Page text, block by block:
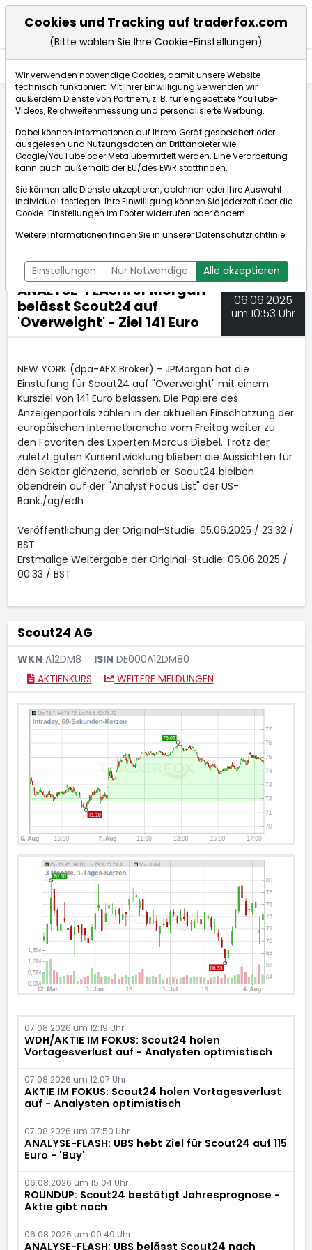
ANALYSE-FLASH: JPMorgan belässt Scout24 auf 'Over...
dpa-AFX Compact
ÜBERSICHT DPA-AFX PROFEED
DPA-AFX COMPACT
NEWSBOT
ANALYSE-FLASH: JPMorgan
belässt Scout24 auf
'Overweight' - Ziel 141 Euro
06.06.2025
um 10:53 Uhr
NEW YORK (dpa-AFX Broker) - JPMorgan hat die
Einstufung für Scout24 auf "Overweight" mit einem
Kursziel von 141 Euro belassen. Die Papiere des
Anzeigenportals zählen in der aktuellen Einschätzung der
europäischen Internetbranche vom Freitag weiter zu
den Favoriten des Experten Marcus Diebel. Trotz der
zuletzt guten Kursentwicklung blieben die Aussichten für
den Sektor glänzend, schrieb er. Scout24 bleiben
obendrein auf der "Analyst Focus List" der US-
Bank./ag/edh
Veröffentlichung der Original-Studie: 05.06.2025 / 23:32 /
BST
Erstmalige Weitergabe der Original-Studie: 06.06.2025 /
00:33 / BST
Scout24 AG
WKN A12DM8 ISIN DE000A12DM80
AKTIENKURS
WEITERE MELDUNGEN
07.08.2026 um 12:19 Uhr
WDH/AKTIE IM FOKUS: Scout24 holen
Vortagesverlust auf - Analysten optimistisch
07.08.2026 um 12:07 Uhr
AKTIE IM FOKUS: Scout24 holen Vortagesverlust
auf - Analysten optimistisch
07.08.2026 um 07:50 Uhr
ANALYSE-FLASH: UBS hebt Ziel für Scout24 auf 115
Euro - 'Buy'
06.08.2026 um 15:04 Uhr
ROUNDUP: Scout24 bestätigt Jahresprognose -
Aktie gibt nach
06.08.2026 um 09:49 Uhr
ANALYSE-FLASH: UBS belässt Scout24 nach
Cookies und Tracking auf traderfox.com
(Bitte wählen Sie Ihre Cookie-Einstellungen)
Wir verwenden notwendige Cookies, damit unsere Website
technisch funktioniert. Mit Ihrer Einwilligung verwenden wir
außerdem Dienste von Partnern, z. B. für eingebettete YouTube-
Videos, Reichweitenmessung und personalisierte Werbung.
Dabei können Informationen auf Ihrem Gerät gespeichert oder
ausgelesen und Nutzungsdaten an Drittanbieter wie
Google/YouTube oder Meta übermittelt werden. Eine Verarbeitung
kann auch außerhalb der EU/des EWR stattfinden.
Sie können alle Dienste akzeptieren, ablehnen oder Ihre Auswahl
individuell festlegen. Ihre Einwilligung können Sie jederzeit über die
Cookie-Einstellungen im Footer widerrufen oder ändern.
Weitere Informationen finden Sie in unsererDatenschutzrichtlinie.
Einstellungen Nur Notwendige Alle akzeptieren